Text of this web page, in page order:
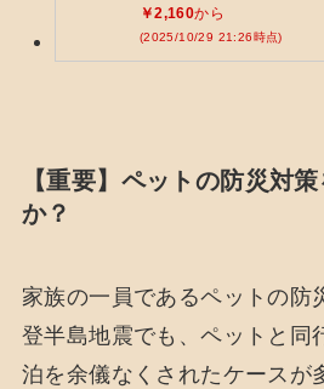
￥2,160から
(2025/10/29 21:26時点)
【重要】ペットの防災対
か？
家族の一員であるペットの防
登半島地震でも、ペットと同
泊を余儀なくされたケースが